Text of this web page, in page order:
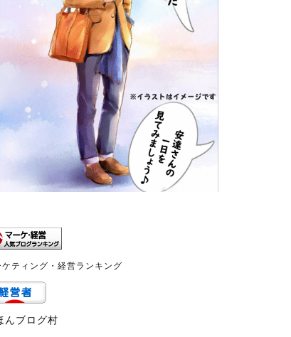
ケティング・経営ランキング
んブログ村